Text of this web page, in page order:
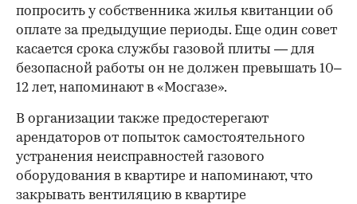
попросить у собственника жилья квитанции об
оплате за предыдущие периоды. Еще один совет
касается срока службы газовой плиты — для
безопасной работы он не должен превышать 10–
12 лет, напоминают в «Мосгазе».
В организации также предостерегают
арендаторов от попыток самостоятельного
устранения неисправностей газового
оборудования в квартире и напоминают, что
закрывать вентиляцию в квартире